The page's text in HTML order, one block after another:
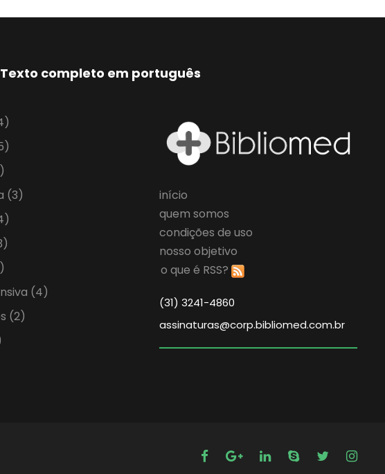
completo em português
(3)
(4)
(2)
início
quem somos
condições de uso
nosso objetivo
o que é RSS?
(31) 3241-4860
assinaturas@corp.bibliomed.com.br